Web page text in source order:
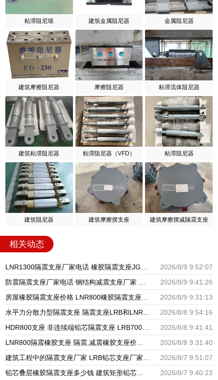
粘滞阻尼墙 建筑金属阻尼器 金属阻尼器
建筑摩擦阻尼器 摩擦阻尼器 粘滞流体阻尼器
建筑粘滞阻尼器 粘滞阻尼器（VFD） 粘滞阻尼器
建筑阻尼器 建筑摩擦摆支座 建筑摩擦摆减隔震支座
相关动态
2026/8/9 9:52:07
2026/8/9 9:41:26
2026/8/9 9:31:13
2026/8/8 9:54:16
2026/8/8 9:41:41
2026/8/8 9:31:40
2026/8/7 9:51:07
2026/8/7 9:40:23